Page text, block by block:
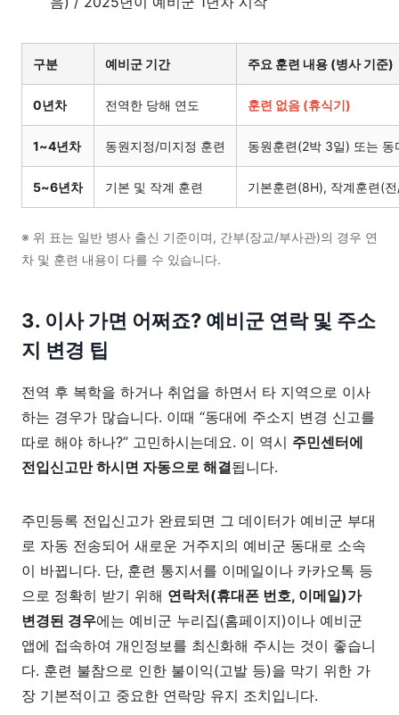
구분 예비군 기간 주요 훈련 내용 (병사 기준)
0년차 전역한 당해 연도 훈련 없음 (휴식기)
1~4년차 동원지정/미지정 훈련 동원훈련(2박 3일) 또는 동
5~6년차 기본 및 작계 훈련 기본훈련(8H), 작계훈련(
※ 위 표는 일반 병사 출신 기준이며, 간부(장교/부사관)의 경우 연
차 및 훈련 내용이 다를 수 있습니다.
3. 이사 가면 어쩌죠? 예비군 연락 및 주소
지 변경 팁
전역 후 복학을 하거나 취업을 하면서 타 지역으로 이사
하는 경우가 많습니다. 이때 “동대에 주소지 변경 신고를
따로 해야 하나?” 고민하시는데요. 이 역시 주민센터에
전입신고만 하시면 자동으로 해결됩니다.
주민등록 전입신고가 완료되면 그 데이터가 예비군 부대
로 자동 전송되어 새로운 거주지의 예비군 동대로 소속
이 바뀝니다. 단, 훈련 통지서를 이메일이나 카카오톡 등
으로 정확히 받기 위해 연락처(휴대폰 번호, 이메일)가
변경된 경우에는 예비군 누리집(홈페이지)이나 예비군
앱에 접속하여 개인정보를 최신화해 주시는 것이 좋습니
다. 훈련 불참으로 인한 불이익(고발 등)을 막기 위한 가
장 기본적이고 중요한 연락망 유지 조치입니다.